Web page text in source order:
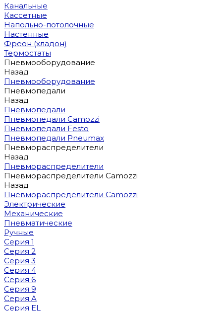
Канальные
Кассетные
Напольно-потолочные
Настенные
Фреон (хладон)
Термостаты
Пневмооборудование
Назад
Пневмооборудование
Пневмопедали
Назад
Пневмопедали
Пневмопедали Camozzi
Пневмопедали Festo
Пневмопедали Pneumax
Пневмораспределители
Назад
Пневмораспределители
Пневмораспределители Camozzi
Назад
Пневмораспределители Camozzi
Электрические
Механические
Пневматические
Ручные
Серия 1
Серия 2
Серия 3
Серия 4
Серия 6
Серия 9
Серия A
Серия EL